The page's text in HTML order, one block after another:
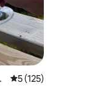
Keskimääräinen
5 (125)